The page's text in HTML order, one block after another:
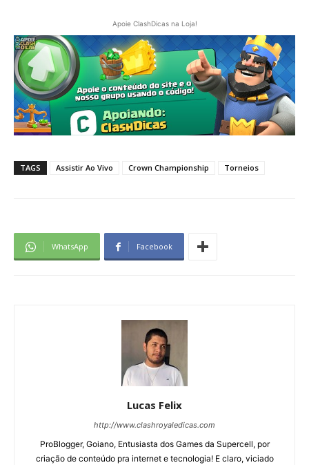
Apoie ClashDicas na Loja!
TAGS Assistir Ao Vivo Crown Championship Torneios
WhatsApp Facebook
Lucas Felix
http://www.clashroyaledicas.com
ProBlogger, Goiano, Entusiasta dos Games da Supercell, por
criação de conteúdo pra internet e tecnologia! E claro, viciado